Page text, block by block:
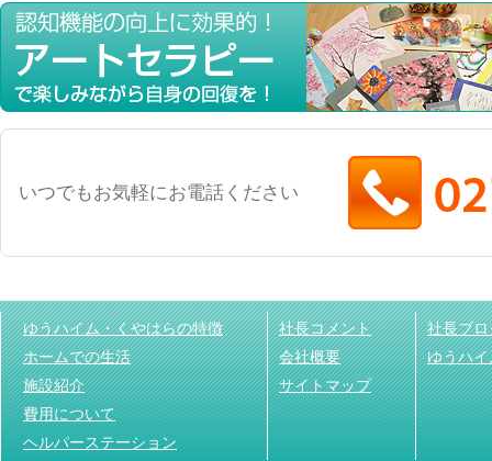
いつでもお気軽にお電話ください
ゆうハイム・くやはらの特徴
ホームでの生活
施設紹介
費用について
ヘルパーステーション
社長コメント
会社概要
サイトマップ
社長ブロ
ゆうハ